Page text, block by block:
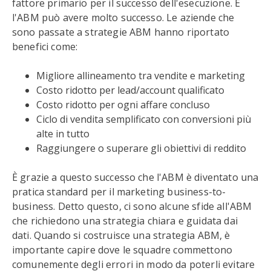
fattore primario per il successo dell'esecuzione. E
l'ABM può avere molto successo. Le aziende che
sono passate a strategie ABM hanno riportato
benefici come:
Migliore allineamento tra vendite e marketing
Costo ridotto per lead/account qualificato
Costo ridotto per ogni affare concluso
Ciclo di vendita semplificato con conversioni più
alte in tutto
Raggiungere o superare gli obiettivi di reddito
È grazie a questo successo che l'ABM è diventato una
pratica standard per il marketing business-to-
business. Detto questo, ci sono alcune sfide all'ABM
che richiedono una strategia chiara e guidata dai
dati. Quando si costruisce una strategia ABM, è
importante capire dove le squadre commettono
comunemente degli errori in modo da poterli evitare